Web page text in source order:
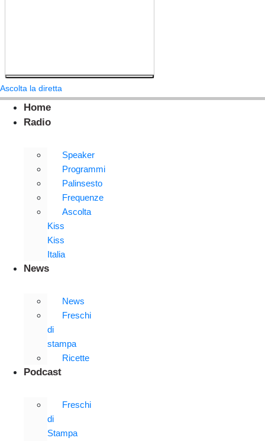
Ascolta la diretta
Home
Radio
Speaker
Programmi
Palinsesto
Frequenze
Ascolta
Kiss
Kiss
Italia
News
News
Freschi
di
stampa
Ricette
Podcast
Freschi
di
Stampa